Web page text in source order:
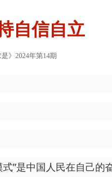
自信自立
》2024年第14期
”是中国人民在自己的